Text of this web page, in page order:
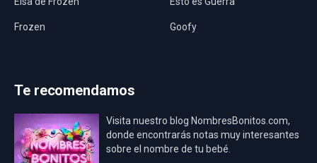
Frozen Goofy
Los Minions Los Vengadores
Mario Bros Mi Villano Favorito
Te recomendamos
Visita nuestro blog NombresBonitos.com,
donde encontrarás notas muy interesantes
sobre el nombre de tu bebé.